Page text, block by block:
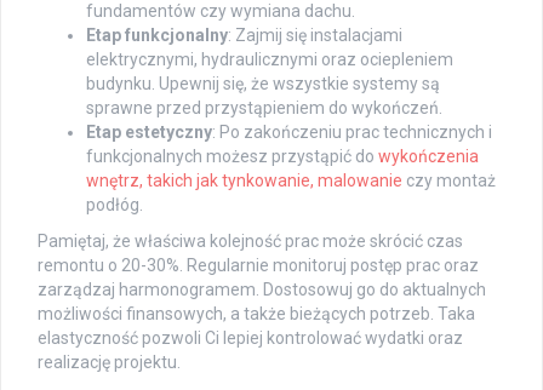
fundamentów czy wymiana dachu.
Etap funkcjonalny: Zajmij się instalacjami
elektrycznymi, hydraulicznymi oraz ociepleniem
budynku. Upewnij się, że wszystkie systemy są
sprawne przed przystąpieniem do wykończeń.
Etap estetyczny: Po zakończeniu prac technicznych i
funkcjonalnych możesz przystąpić do wykończenia
wnętrz, takich jak tynkowanie, malowanie czy montaż
podłóg.
Pamiętaj, że właściwa kolejność prac może skrócić czas
remontu o 20-30%. Regularnie monitoruj postęp prac oraz
zarządzaj harmonogramem. Dostosowuj go do aktualnych
możliwości finansowych, a także bieżących potrzeb. Taka
elastyczność pozwoli Ci lepiej kontrolować wydatki oraz
realizację projektu.